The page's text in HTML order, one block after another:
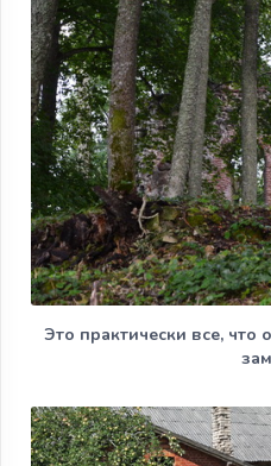
Это практически все, что